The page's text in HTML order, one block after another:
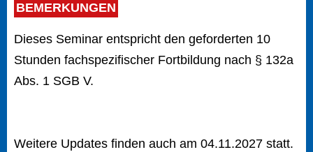
BEMERKUNGEN
Dieses Seminar entspricht den geforderten 10
Stunden fachspezifischer Fortbildung nach § 132a
Abs. 1 SGB V.
Weitere Updates finden auch am 04.11.2027 statt.